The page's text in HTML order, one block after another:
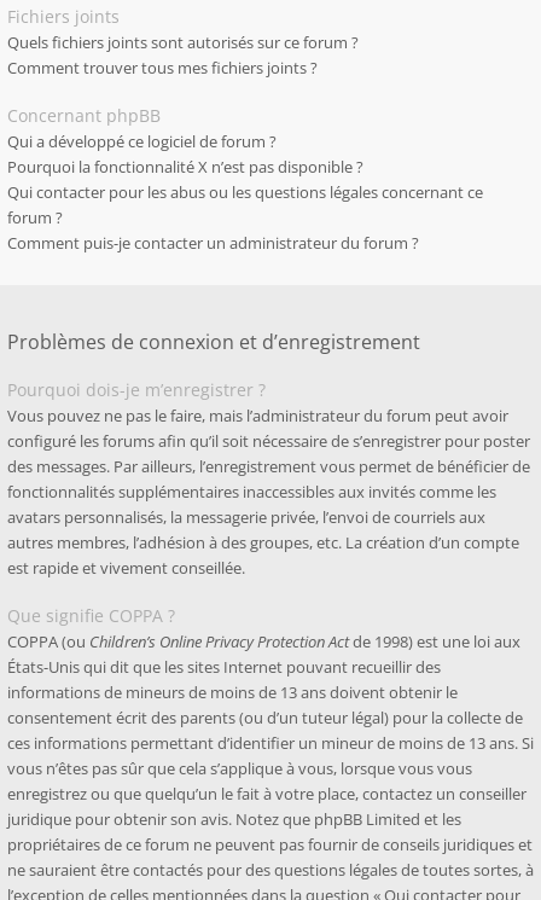
Fichiers joints
Quels fichiers joints sont autorisés sur ce forum ?
Comment trouver tous mes fichiers joints ?
Concernant phpBB
Qui a développé ce logiciel de forum ?
Pourquoi la fonctionnalité X n’est pas disponible ?
Qui contacter pour les abus ou les questions légales concernant ce
forum ?
Comment puis-je contacter un administrateur du forum ?
Problèmes de connexion et d’enregistrement
Pourquoi dois-je m’enregistrer ?
Vous pouvez ne pas le faire, mais l’administrateur du forum peut avoir
configuré les forums afin qu’il soit nécessaire de s’enregistrer pour poster
des messages. Par ailleurs, l’enregistrement vous permet de bénéficier de
fonctionnalités supplémentaires inaccessibles aux invités comme les
avatars personnalisés, la messagerie privée, l’envoi de courriels aux
autres membres, l’adhésion à des groupes, etc. La création d’un compte
est rapide et vivement conseillée.
Que signifie COPPA ?
COPPA (ou Children’s Online Privacy Protection Actde 1998) est une loi aux
États-Unis qui dit que les sites Internet pouvant recueillir des
informations de mineurs de moins de 13 ans doivent obtenir le
consentement écrit des parents (ou d’un tuteur légal) pour la collecte de
ces informations permettant d’identifier un mineur de moins de 13 ans. Si
vous n’êtes pas sûr que cela s’applique à vous, lorsque vous vous
enregistrez ou que quelqu’un le fait à votre place, contactez un conseiller
juridique pour obtenir son avis. Notez que phpBB Limited et les
propriétaires de ce forum ne peuvent pas fournir de conseils juridiques et
ne sauraient être contactés pour des questions légales de toutes sortes, à
l’exception de celles mentionnées dans la question « Qui contacter pour